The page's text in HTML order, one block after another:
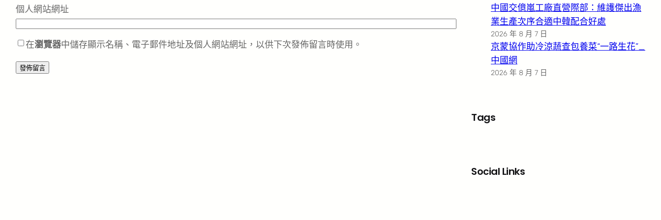
個人網站網址
在瀏覽器中儲存顯示名稱、電子郵件地址及個人網站網址，以供下次發佈留言時使用。
中國交億嵐工廠直營際部：維護傑出漁
業生產次序合適中韓配合好處
2026 年 8 月 7 日
京蒙協作助冷涼蔬查包養菜“一路生花”_
中國網
2026 年 8 月 7 日
Tags
Social Links